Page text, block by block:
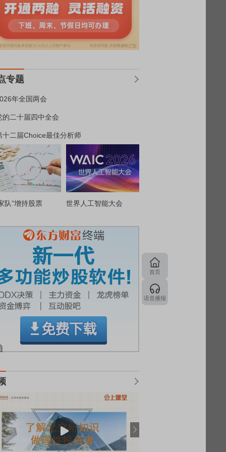
专题
年全国两会
的二十届四中全会
十二届Choice最佳分析师
队”增持股票 世界人工智能大会
首页
语音播报